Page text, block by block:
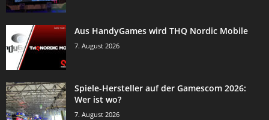
Aus HandyGames wird THQ Nordic Mobile
7. August 2026
Spiele-Hersteller auf der Gamescom 2026:
Wer ist wo?
7. August 2026